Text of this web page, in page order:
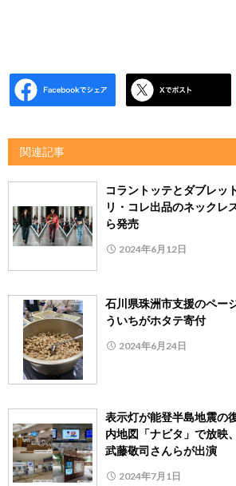
関連記事
コラントッテとダブレ
リ・コレ出品のネックレ
ら発売
2024年6月12日
石川県珠洲市支援のペ
ういちがホタテ寄付
2024年6月24日
表示灯が能登半島地震
内地図「ナビタ」で放映
武藤敬司さんらが出演
2024年7月1日